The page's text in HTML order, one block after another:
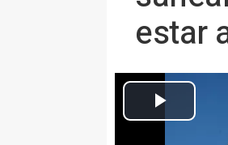
estar
Europa
Actualizado: domingo,